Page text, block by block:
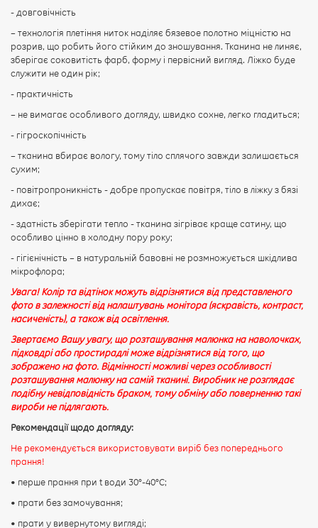
- довговічність
– технологія плетіння ниток наділяє бязевое полотно міцністю на
розрив, що робить його стійким до зношування. Тканина не линяє,
зберігає соковитість фарб, форму і первісний вигляд. Ліжко буде
служити не один рік;
- практичність
– не вимагає особливого догляду, швидко сохне, легко гладиться;
- гігроскопічність
– тканина вбирає вологу, тому тіло сплячого завжди залишається
сухим;
- повітропроникність - добре пропускає повітря, тіло в ліжку з бязі
дихає;
- здатність зберігати тепло - тканина зігріває краще сатину, що
особливо цінно в холодну пору року;
- гігієнічність – в натуральній бавовні не розмножується шкідлива
мікрофлора;
Увага! Колір та відтінок можуть відрізнятися від представленого
фото в залежності від налаштувань монітора (яскравість, контраст,
насиченість), а також від освітлення.
Звертаємо Вашу увагу, що розташування малюнка на наволочках,
підковдрі або простирадлі може відрізнятися від того, що
зображено на фото. Відмінності можливі через особливості
розташування малюнку на самій тканині. Виробник не розглядає
подібну невідповідність браком, тому обміну або поверненню такі
вироби не підлягають.
Рекомендації щодо догляду:
Не рекомендується використовувати виріб без попереднього
прання!
• перше прання при t води 30°-40°C;
• прати без замочування;
• прати у вивернутому вигляді;
ПРОДОВЖИТИ